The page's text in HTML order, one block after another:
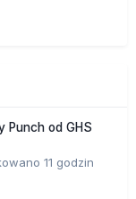
Punch od GHS
11 godzin